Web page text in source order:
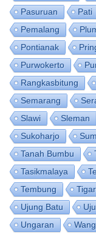
Pasuruan
Pati
Pemalang
Pontianak
Purwokerto
Rangkasbitung
Semarang
Slawi
Sleman
Sukoharjo
Tanah Bumbu
Tasikmalaya
Tembung
Ujung Batu
Ungaran